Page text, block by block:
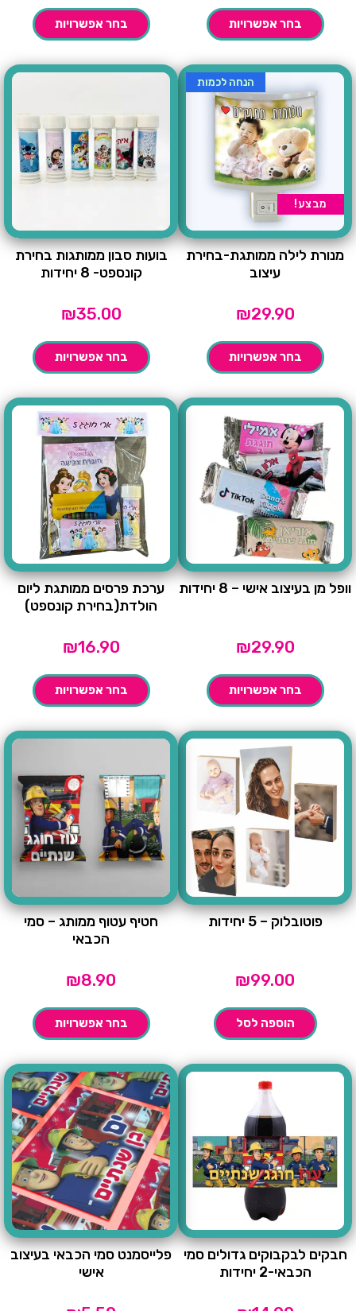
בחר אפשרויות בחר אפשרויות
מבצע!
הנחה לכמות
מנורת לילה ממותגת-בחירת
עיצוב
₪29.90
בחר אפשרויות
בועות סבון ממותגות בחירת
קונספט- 8 יחידות
₪35.00
בחר אפשרויות
וופל מן בעיצוב אישי – 8 יחידות
₪29.90
בחר אפשרויות
ערכת פרסים ממותגת ליום
הולדת(בחירת קונספט)
₪16.90
בחר אפשרויות
פוטובלוק – 5 יחידות
₪99.00
הוספה לסל
חטיף עטוף ממותג – סמי
הכבאי
₪8.90
בחר אפשרויות
חבקים לבקבוקים גדולים סמי
הכבאי-2 יחידות
פלייסמנט סמי הכבאי בעיצוב
אישי